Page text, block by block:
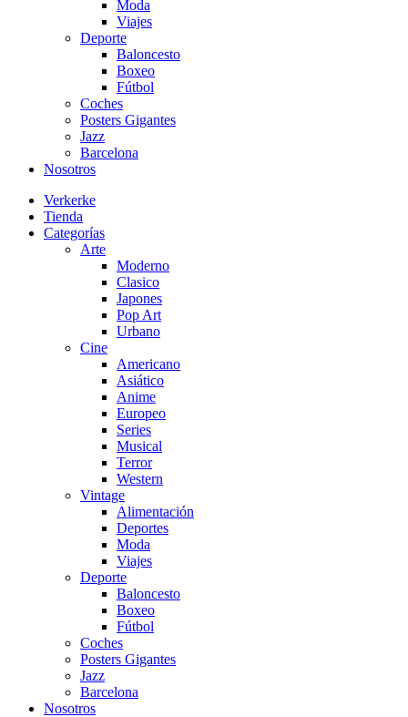
Moda
Viajes
Deporte
Baloncesto
Boxeo
Fútbol
Coches
Posters Gigantes
Jazz
Barcelona
Nosotros
Verkerke
Tienda
Categorías
Arte
Moderno
Clasico
Japones
Pop Art
Urbano
Cine
Americano
Asiático
Anime
Europeo
Series
Musical
Terror
Western
Vintage
Alimentación
Deportes
Moda
Viajes
Deporte
Baloncesto
Boxeo
Fútbol
Coches
Posters Gigantes
Jazz
Barcelona
Nosotros